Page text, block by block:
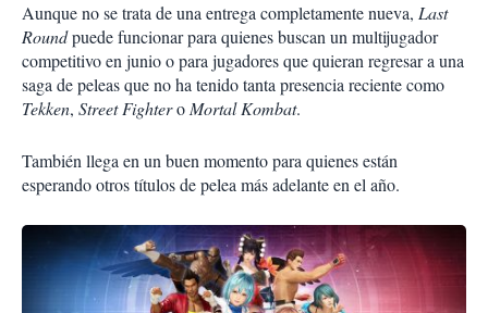
Aunque no se trata de una entrega completamente nueva, Last
Roundpuede funcionar para quienes buscan un multijugador
competitivo en junio o para jugadores que quieran regresar a una
saga de peleas que no ha tenido tanta presencia reciente como
Tekken, Street FighteroMortal Kombat.
También llega en un buen momento para quienes están
esperando otros títulos de pelea más adelante en el año.